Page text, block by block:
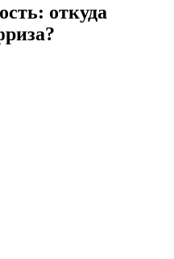
откуда